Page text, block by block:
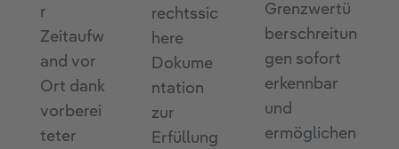
r
Zeitaufw
and vor
Ort dank
vorberei
teter
rechtssic
here
Dokume
ntation
zur
Erfüllung
Grenzwertü
berschreitun
gen sofort
erkennbar
und
ermöglichen